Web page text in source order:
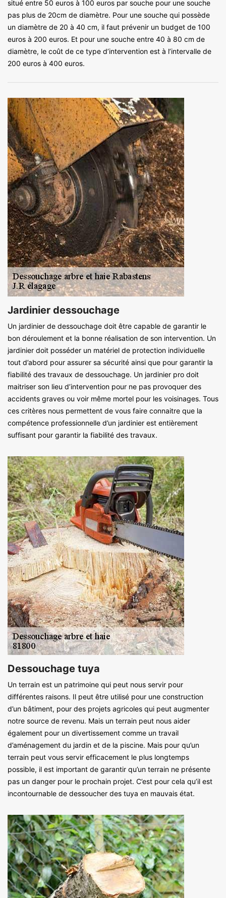
situé entre 50 euros à 100 euros par souche pour une souche
pas plus de 20cm de diamètre. Pour une souche qui possède
un diamètre de 20 à 40 cm, il faut prévenir un budget de 100
euros à 200 euros. Et pour une souche entre 40 à 80 cm de
diamètre, le coût de ce type d’intervention est à l’intervalle de
200 euros à 400 euros.
Jardinier dessouchage
Un jardinier de dessouchage doit être capable de garantir le
bon déroulement et la bonne réalisation de son intervention. Un
jardinier doit posséder un matériel de protection individuelle
tout d’abord pour assurer sa sécurité ainsi que pour garantir la
fiabilité des travaux de dessouchage. Un jardinier pro doit
maitriser son lieu d’intervention pour ne pas provoquer des
accidents graves ou voir même mortel pour les voisinages. Tous
ces critères nous permettent de vous faire connaitre que la
compétence professionnelle d’un jardinier est entièrement
suffisant pour garantir la fiabilité des travaux.
Dessouchage tuya
Un terrain est un patrimoine qui peut nous servir pour
différentes raisons. Il peut être utilisé pour une construction
d’un bâtiment, pour des projets agricoles qui peut augmenter
notre source de revenu. Mais un terrain peut nous aider
également pour un divertissement comme un travail
d’aménagement du jardin et de la piscine. Mais pour qu’un
terrain peut vous servir efficacement le plus longtemps
possible, il est important de garantir qu’un terrain ne présente
pas un danger pour le prochain projet. C’est pour cela qu’il est
incontournable de dessoucher des tuya en mauvais état.